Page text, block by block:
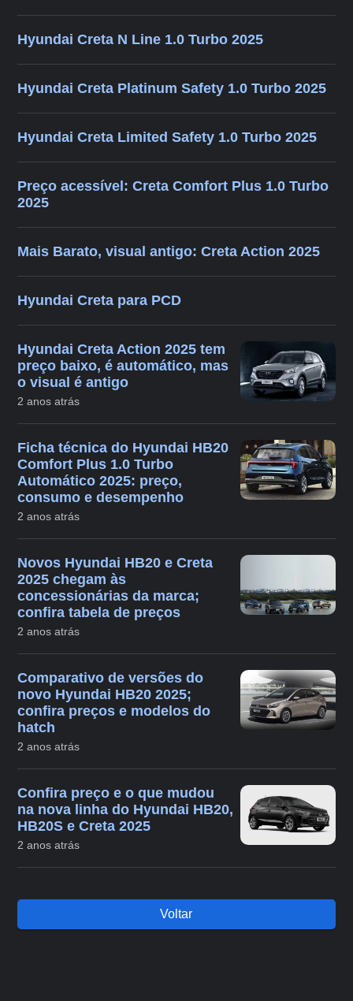
Hyundai Creta N Line 1.0 Turbo 2025
Hyundai Creta Platinum Safety 1.0 Turbo 2025
Hyundai Creta Limited Safety 1.0 Turbo 2025
Preço acessível: Creta Comfort Plus 1.0 Turbo
2025
Mais Barato, visual antigo: Creta Action 2025
Hyundai Creta para PCD
Hyundai Creta Action 2025 tem
preço baixo, é automático, mas
o visual é antigo
2 anos atrás
Ficha técnica do Hyundai HB20
Comfort Plus 1.0 Turbo
Automático 2025: preço,
consumo e desempenho
2 anos atrás
Novos Hyundai HB20 e Creta
2025 chegam às
concessionárias da marca;
confira tabela de preços
2 anos atrás
Comparativo de versões do
novo Hyundai HB20 2025;
confira preços e modelos do
hatch
2 anos atrás
Confira preço e o que mudou
na nova linha do Hyundai HB20,
HB20S e Creta 2025
2 anos atrás
Voltar